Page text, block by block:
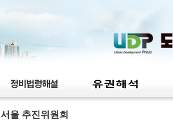
서울 추진위원회